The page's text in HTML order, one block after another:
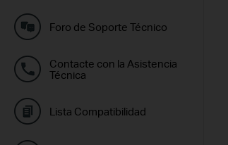
Foro de Soporte Técnico
Contacte con la Asistencia
Técnica
Lista Compatibilidad